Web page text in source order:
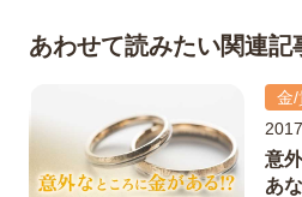
あわせて読みたい関連記
金/
意
あ